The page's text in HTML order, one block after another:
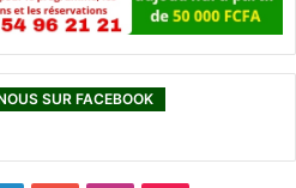
SUR FACEBOOK